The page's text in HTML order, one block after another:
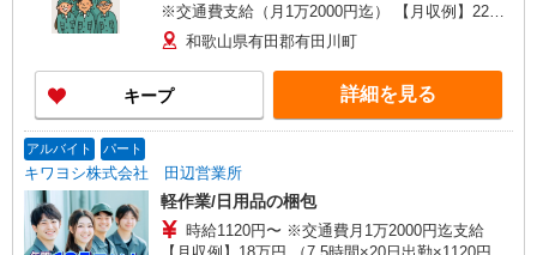
※交通費支給（月1万2000円迄） 【月収例】22万
円+各種手当 （8ｈ×20日勤務×時給1300円、交通
費1万2000円の場合)
和歌山県有田郡有田川町
キープ 詳細を見る
アルバイト パート
キワヨシ株式会社 田辺営業所
軽作業/日用品の梱包
時給1120円〜 ※交通費月1万2000円迄支給